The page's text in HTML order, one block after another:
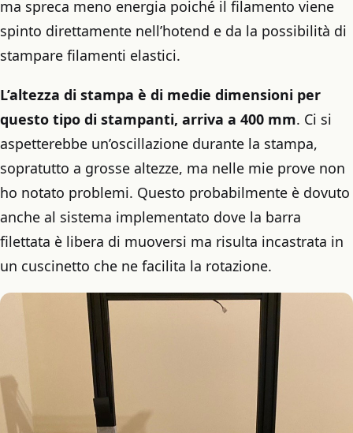
ma spreca meno energia poiché il filamento viene
spinto direttamente nell’hotend e da la possibilità di
stampare filamenti elastici.
L’altezza di stampa è di medie dimensioni per
questo tipo di stampanti, arriva a 400 mm. Ci si
aspetterebbe un’oscillazione durante la stampa,
sopratutto a grosse altezze, ma nelle mie prove non
ho notato problemi. Questo probabilmente è dovuto
anche al sistema implementato dove la barra
filettata è libera di muoversi ma risulta incastrata in
un cuscinetto che ne facilita la rotazione.